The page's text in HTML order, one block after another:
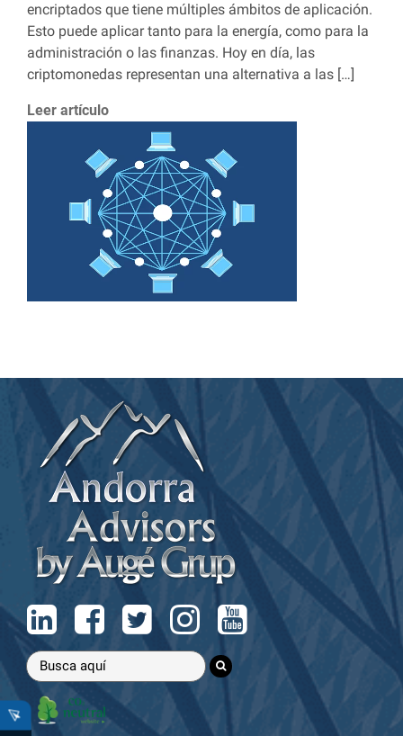
encriptados que tiene múltiples ámbitos de aplicación.
Esto puede aplicar tanto para la energía, como para la
administración o las finanzas. Hoy en día, las
criptomonedas representan una alternativa a las […]
Leer artículo